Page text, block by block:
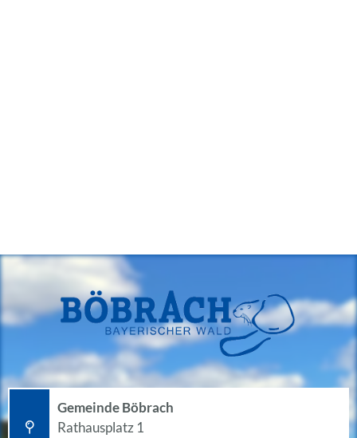
Gemeinde Böbrach
Rathausplatz 1